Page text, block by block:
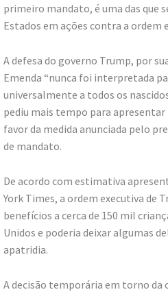
primeiro mandato, é uma das que
Estados em ações contra a ordem
A defesa do governo Trump, por
Emenda “nunca foi interpretada
universalmente a todos os
pediu mais tempo para
favor da medida anunciada pelo
de mandato.
De acordo com estimativa
York Times, a ordem executiva de
benefícios a cerca de 150 mil
Unidos e poderia deixar algumas
apatridia.
A decisão temporária em torno da